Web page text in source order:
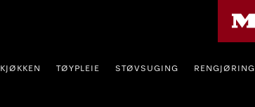
KJØKKEN TØYPLEIE STØVSUGING